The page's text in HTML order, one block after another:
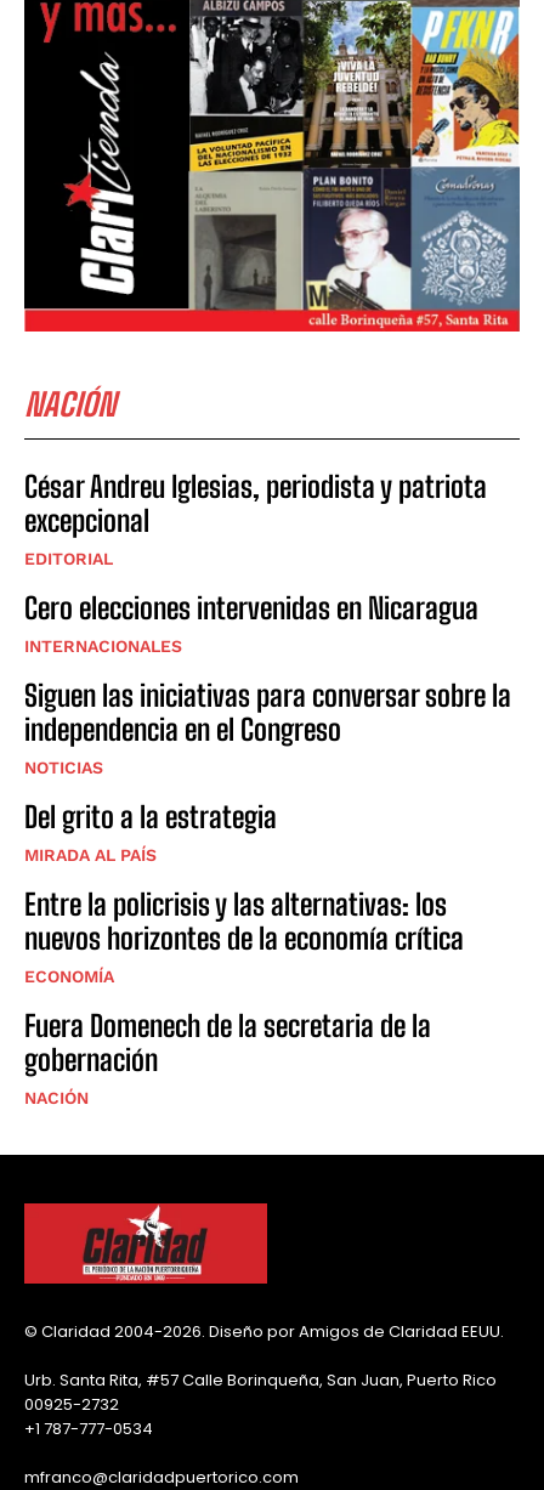
NACIÓN
César Andreu Iglesias, periodista y patriota
excepcional
EDITORIAL
Cero elecciones intervenidas en Nicaragua
INTERNACIONALES
Siguen las iniciativas para conversar sobre la
independencia en el Congreso
NOTICIAS
Del grito a la estrategia
MIRADA AL PAÍS
Entre la policrisis y las alternativas: los
nuevos horizontes de la economía crítica
ECONOMÍA
Fuera Domenech de la secretaria de la
gobernación
NACIÓN
© Claridad 2004-2026. Diseño por Amigos de Claridad EEUU.
Urb. Santa Rita, #57 Calle Borinqueña, San Juan, Puerto Rico
00925-2732
+1 787-777-0534
mfranco@claridadpuertorico.com